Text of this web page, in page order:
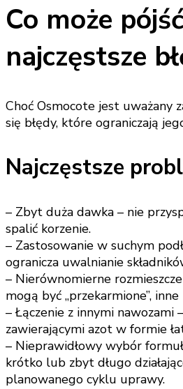
Co może
najczęstsze
Choć Osmocote jest uważany
się błędy, które ograniczają
Najczęstsze
– Zbyt duża dawka – nie
spalić korzenie.
– Zastosowanie w suchym
ogranicza uwalnianie
– Nierównomierne
mogą być „przekarmione”,
– Łączenie z innymi nawozami
zawierającymi azot w formie
– Nieprawidłowy wybór
krótko lub zbyt długo
planowanego cyklu uprawy.